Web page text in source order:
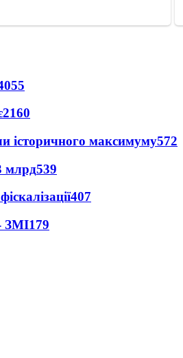
2160
історичного максимуму572
млрд539
407
ЗМІ179